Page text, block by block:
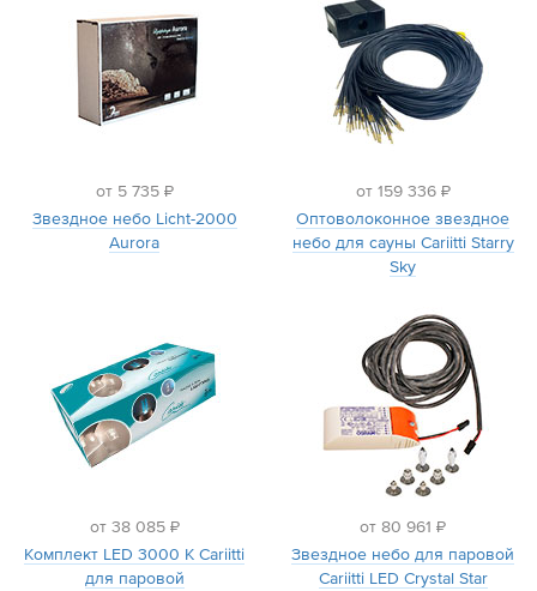
от 5 735 ₽
Звездное небо Licht-2000
Aurora
от 159 336 ₽
Оптоволоконное звездное
небо для сауны Cariitti Starry
Sky
от 38 085 ₽
Комплект LED 3000 K Cariitti
для паровой
от 80 961 ₽
Звездное небо для паровой
Cariitti LED Crystal Star
Поддержка
Контакты